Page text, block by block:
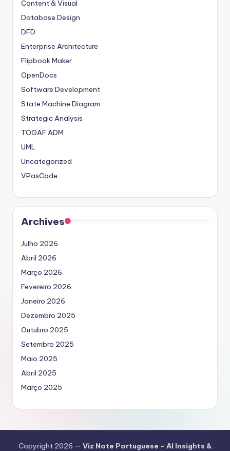
Content & Visual
Database Design
DFD
Enterprise Architecture
Flipbook Maker
OpenDocs
Software Development
State Machine Diagram
Strategic Analysis
TOGAF ADM
UML
Uncategorized
VPasCode
Archives
Julho 2026
Abril 2026
Março 2026
Fevereiro 2026
Janeiro 2026
Dezembro 2025
Outubro 2025
Setembro 2025
Maio 2025
Abril 2025
Março 2025
Copyright 2026 — Viz Note Portuguese - AI Insights &